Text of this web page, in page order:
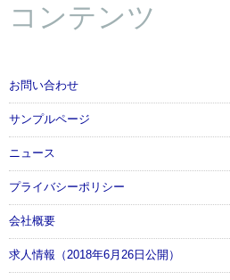
コンテンツ
お問い合わせ
サンプルページ
ニュース
プライバシーポリシー
会社概要
求人情報（2018年6月26日公開）